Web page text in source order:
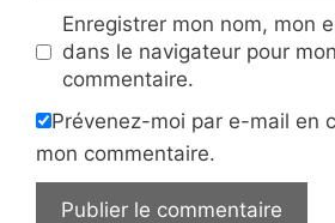
Enregistrer mon nom, mon
dans le navigateur pour
commentaire.
Prévenez-moi par e-mail en
mon commentaire.